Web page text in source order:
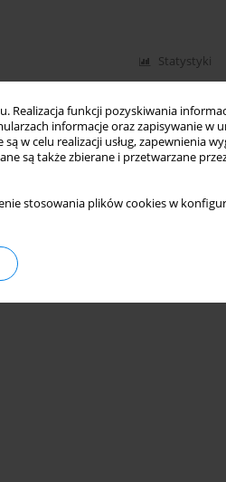
Realizacja funkcji pozyskiwania
informacje oraz zapisywanie w
w celu realizacji usług, zapewnienia
są także zbierane i przetwarzane
stosowania plików cookies w
Statystyki
UNII EUROPEJSKIEJ